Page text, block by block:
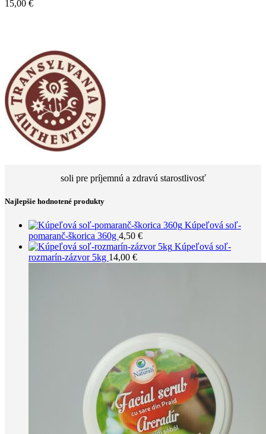
15,00 €
soli pre príjemnú a zdravú starostlivosť
Najlepšie hodnotené produkty
Kúpeľová soľ-
pomaranč-škorica 360g 4,50 €
Kúpeľová soľ-
rozmarín-zázvor 5kg 14,00 €